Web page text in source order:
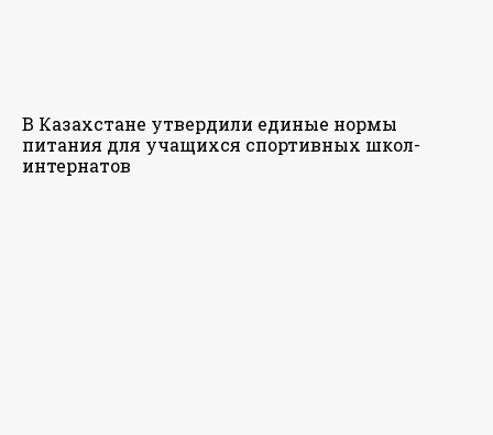
В Казахстане утвердили единые нормы
питания для учащихся спортивных школ-
интернатов